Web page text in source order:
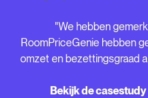
"We hebben
RoomPriceGenie hebben
omzet en bezettingsgraad
Bekijk de